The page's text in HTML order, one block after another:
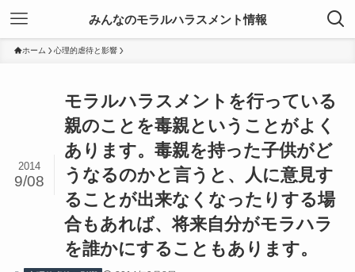
みんなのモラルハラスメント情報
ホーム 心理的虐待と影響
モラルハラスメントを行っている
親のことを毒親ということがよく
あります。毒親を持った子供がど
うなるのかと言うと、人に意見す
ることが出来なくなったりする場
合もあれば、将来自分がモラハラ
を誰かにすることもあります。
2014
9/08